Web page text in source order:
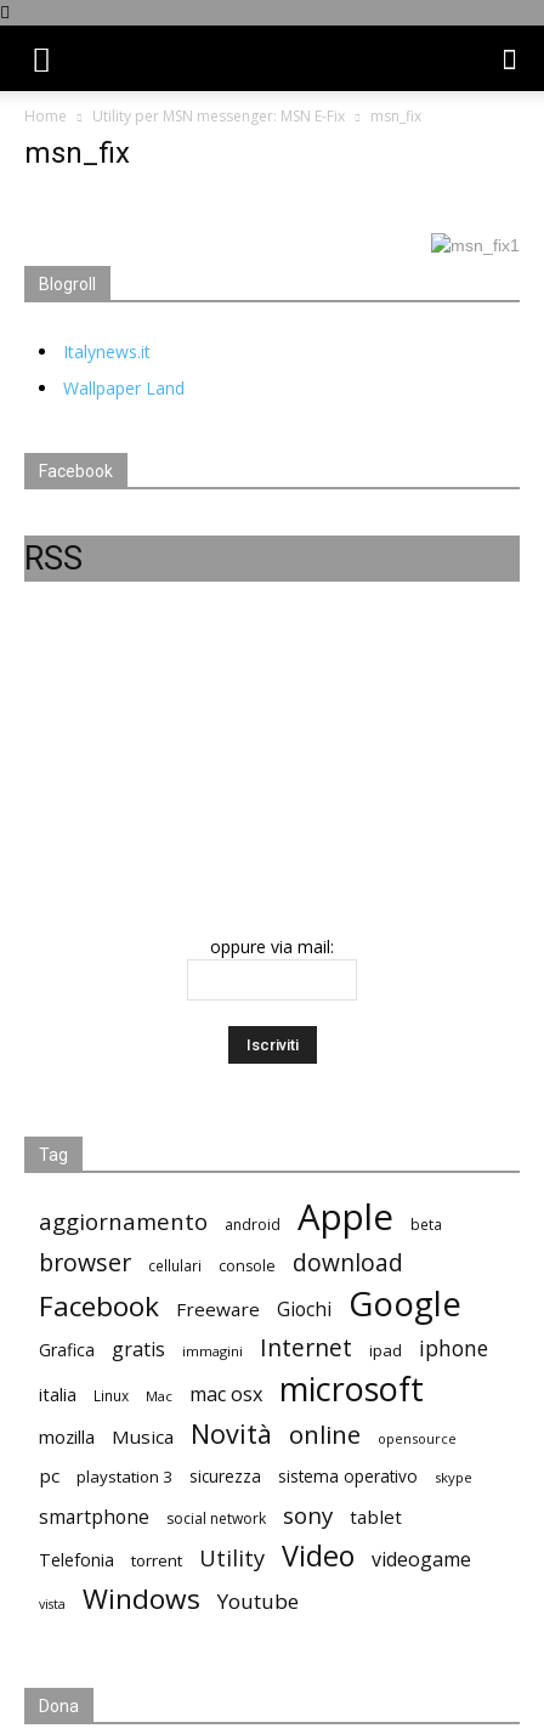
Home Utility per MSN messenger: MSN E-Fix msn_fix
msn_fix
Blogroll
Italynews.it
Wallpaper Land
Facebook
RSS
oppure via mail:
Tag
aggiornamento android Apple beta
browser cellulari console download
Facebook Freeware Giochi Google
Grafica gratis immagini Internet ipad iphone
italia Linux Mac mac osx microsoft
mozilla Musica Novità online opensource
pc playstation 3 sicurezza sistema operativo skype
smartphone social network sony tablet
Telefonia torrent Utility Video videogame
vista Windows Youtube
Dona